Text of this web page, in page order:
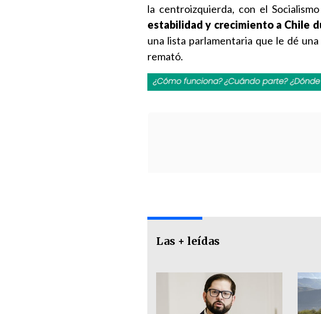
la centroizquierda, con el
estabilidad y crecimiento a Chile
una lista parlamentaria que le dé
remató.
Las + leídas